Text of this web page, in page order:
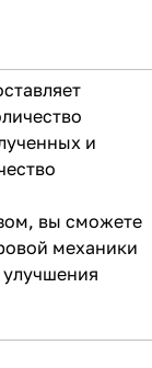
и
вы сможете
механики